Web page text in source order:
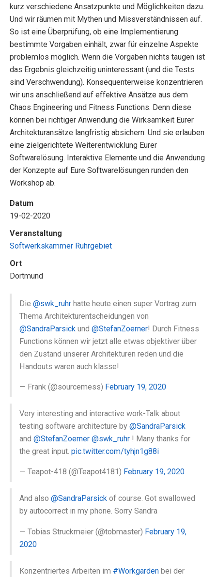
kurz verschiedene Ansatzpunkte und Möglichkeiten dazu.
Und wir räumen mit Mythen und Missverständnissen auf.
So ist eine Überprüfung, ob eine Implementierung
bestimmte Vorgaben einhält, zwar für einzelne Aspekte
problemlos möglich. Wenn die Vorgaben nichts taugen ist
das Ergebnis gleichzeitig uninteressant (und die Tests
sind Verschwendung). Konsequenterweise konzentrieren
wir uns anschließend auf effektive Ansätze aus dem
Chaos Engineering und Fitness Functions. Denn diese
können bei richtiger Anwendung die Wirksamkeit Eurer
Architekturansätze langfristig absichern. Und sie erlauben
eine zielgerichtete Weiterentwicklung Eurer
Softwarelösung. Interaktive Elemente und die Anwendung
der Konzepte auf Eure Softwarelösungen runden den
Workshop ab.
Datum
19-02-2020
Veranstaltung
Softwerkskammer Ruhrgebiet
Ort
Dortmund
Die@swk_ruhr hatte heute einen super Vortrag zum
Thema Architekturentscheidungen von
@SandraParsick und@StefanZoerner! Durch Fitness
Functions können wir jetzt alle etwas objektiver über
den Zustand unserer Architekturen reden und die
Handouts waren auch klasse!
— Frank (@sourcemess) February 19, 2020
Very interesting and interactive work-Talk about
testing software architecture by@SandraParsick
and@StefanZoerner @swk_ruhr ! Many thanks for
the great input.pic.twitter.com/tyhjn1g88i
— Teapot-418 (@Teapot4181) February 19, 2020
And also@SandraParsick of course. Got swallowed
by autocorrect in my phone. Sorry Sandra
— Tobias Struckmeier (@tobmaster) February 19,
2020
Konzentriertes Arbeiten im #Workgarden bei der